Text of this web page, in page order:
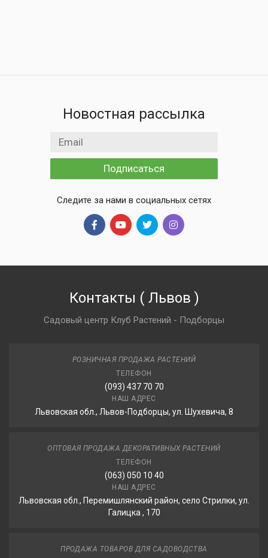
Новостная рассылка
Email адрес
Подписаться
Следите за нами в социальных сетях
Контакты ( Львов )
Садовый центр Клуб Растений - Подборцы
РОЗНИЧНАЯ ПРОДАЖА РАСТЕНИЙ
ТЕЛЕФОН
(093) 437 70 70
НАШ АДРЕС
Львовская обл., Львов-Подборцы, ул. Шухевича, 8
ОПТОВАЯ ПРОДАЖА ДЕКОРАТИВНЫХ РАСТЕНИЙ
ТЕЛЕФОН
(063) 050 10 40
НАШ АДРЕС
Львовская обл., Перемишлянский район, село Стрилки, ул.
Галицка , 170
ПРОДАЖА ТОВАРОВ ДЛЯ САДОВОДСТВА